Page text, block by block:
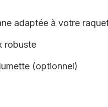
adaptée à votre
robuste
(optionnel)